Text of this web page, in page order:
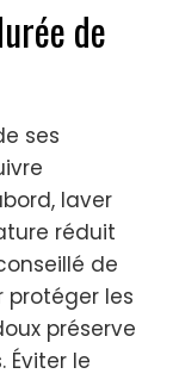
de
ses
laver
réduit
de
protéger les
préserve
le